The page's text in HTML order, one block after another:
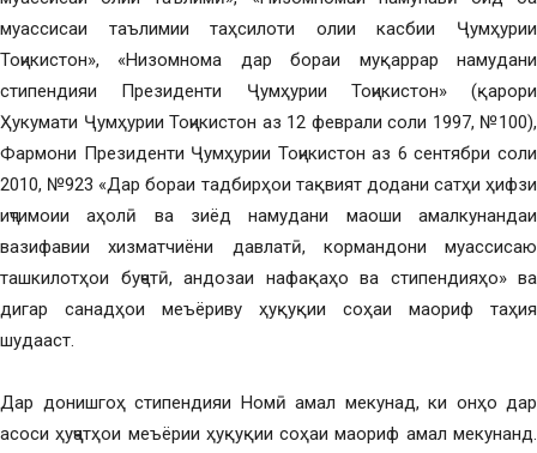
муассисаи таълимии таҳсилоти олии касбии Ҷумҳурии
Тоҷикистон», «Низомнома дар бораи муқаррар намудани
стипендияи Президенти Ҷумҳурии Тоҷикистон» (қарори
Ҳукумати Ҷумҳурии Тоҷикистон аз 12 феврали соли 1997, №100),
Фармони Президенти Ҷумҳурии Тоҷикистон аз 6 сентябри соли
2010, №923 «Дар бораи тадбирҳои тақвият додани сатҳи ҳифзи
иҷтимоии аҳолӣ ва зиёд намудани маоши амалкунандаи
вазифавии хизматчиёни давлатӣ, кормандони муассисаю
ташкилотҳои буҷетӣ, андозаи нафақаҳо ва стипендияҳо» ва
дигар санадҳои меъёриву ҳуқуқии соҳаи маориф таҳия
шудааст.
Дар донишгоҳ стипендияи Номӣ амал мекунад, ки онҳо дар
асоси ҳуҷҷатҳои меъёрии ҳуқуқии соҳаи маориф амал мекунанд.